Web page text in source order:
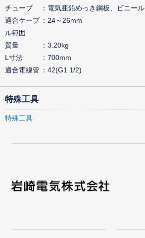
チューブ
電気亜鉛めっき鋼板、ビニール
適合ケーブ
ル範囲
24～26mm
質量
3.20kg
L寸法
700mm
適合電線管
42(G1 1/2)
特殊工具
特殊工具